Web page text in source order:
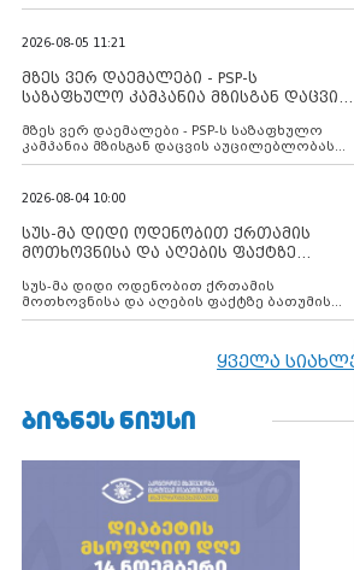
2026-08-05 11:21
მზეს ვერ დაემალები - PSP-ს
საზაფხულო კამპანია მზისგან დაცვის
მზეს ვერ დაემალები - PSP-ს საზაფხულო
კამპანია მზისგან დაცვის აუცილებლობას
გვახსენებს
2026-08-04 10:00
სუს-მა დიდი ოდენობით ქრთამის
მოთხოვნისა და აღების ფაქტზე
დააკავა
სუს-მა დიდი ოდენობით ქრთამის
მოთხოვნისა და აღების ფაქტზე ბათუმის
მერიის თანამშრომელი დააკავა
ყველა
ᲑᲘᲖᲜᲔᲡ ᲜᲘᲣᲡᲘ